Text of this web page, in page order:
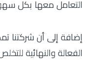
التعامل معها بكل
إضافة إلى أن شركتنا
الفعالة والنهائية